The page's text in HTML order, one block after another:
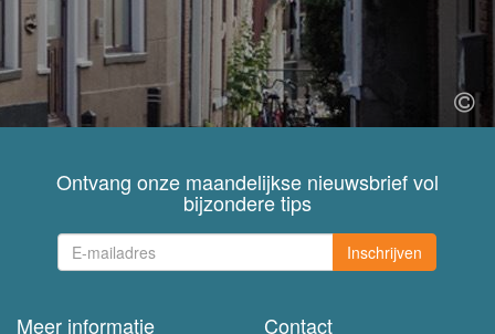
Ontvang onze maandelijkse nieuwsbrief vol
bijzondere tips
Inschrijven
Meer informatie Contact